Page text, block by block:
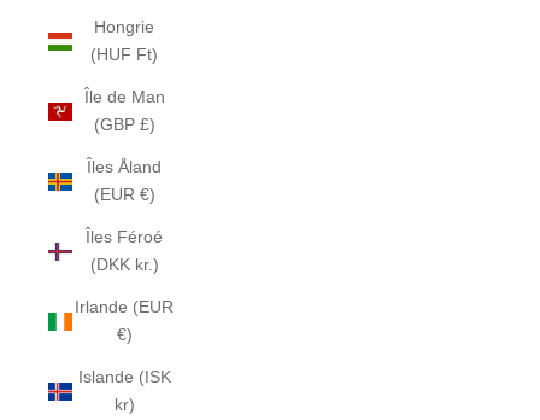
Hongrie
(HUF Ft)
Île de Man
(GBP £)
Îles Åland
(EUR €)
Îles Féroé
(DKK kr.)
Irlande (EUR
€)
Islande (ISK
kr)